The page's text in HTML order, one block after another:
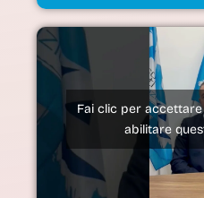
Fai clic per
abilitare